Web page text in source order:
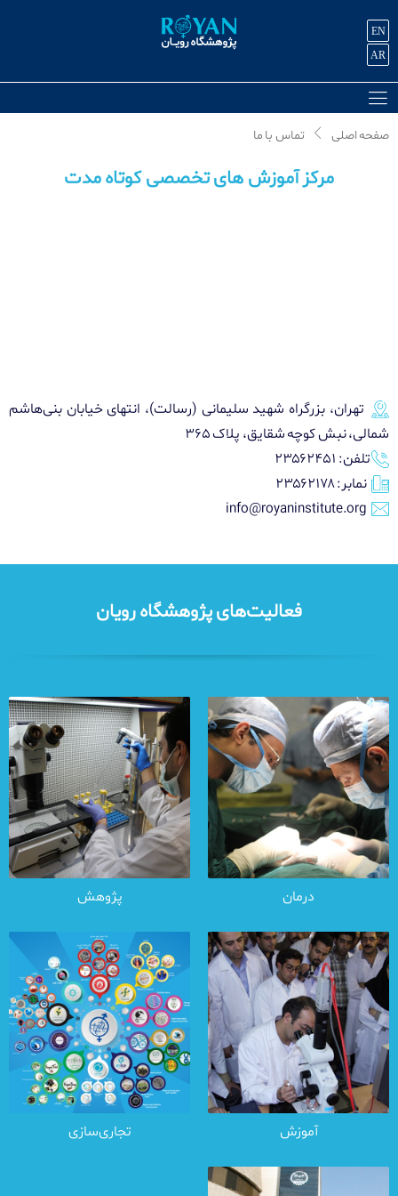
EN
AR
صفحه اصلی تماس با ما
مرکز آموزش‌ های تخصصی کوتاه مدت
تهران، بزرگراه شهید سلیمانی (رسالت)، انتهای خیابان بنی‌هاشم
شمالی، نبش کوچه شقایق، پلاک ۳۶۵
تلفن: ۲۳۵۶۲۴۵۱
نمابر: ۲۳۵۶۲۱۷۸
فعالیت‌های پژوهشگاه رویان
درمان پژوهش
آموزش تجاری‌سازی